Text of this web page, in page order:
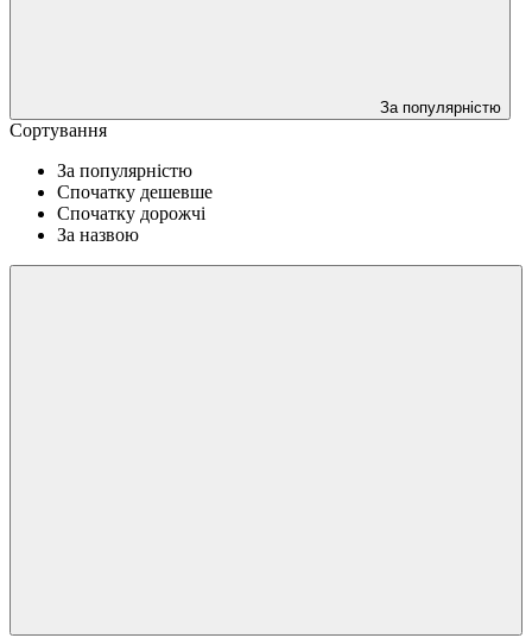
За популярністю
Сортування
За популярністю
Спочатку дешевше
Спочатку дорожчі
За назвою